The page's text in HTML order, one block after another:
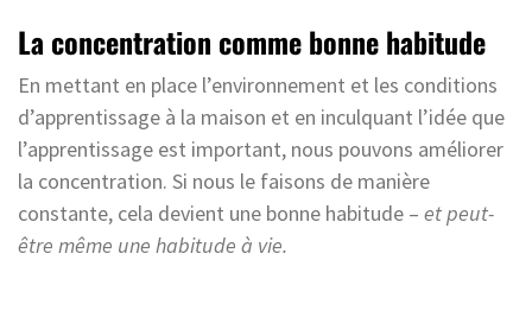
La concentration comme bonne habitude
En mettant en place l’environnement et les conditions
d’apprentissage à la maison et en inculquant l’idée que
l’apprentissage est important, nous pouvons améliorer
la concentration. Si nous le faisons de manière
constante, cela devient une bonne habitude – et peut-
être même une habitude à vie.